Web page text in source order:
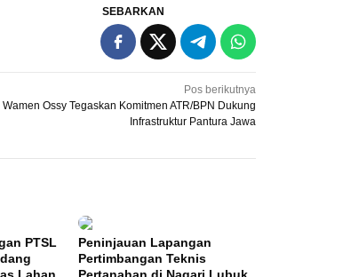
SEBARKAN
Pos berikutnya
Wamen Ossy Tegaskan Komitmen ATR/BPN Dukung
Infrastruktur Pantura Jawa
PTSL
Peninjauan Lapangan
Pertimbangan Teknis